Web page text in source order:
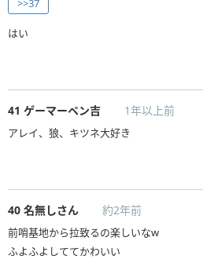
>>37
はい
41 ゲーマーペン吉 1年以上前
アレイ、狼、キツネ大好き
40 名無しさん 約2年前
前哨基地から拉致るの楽しいなw
ふよふよしててかわいい